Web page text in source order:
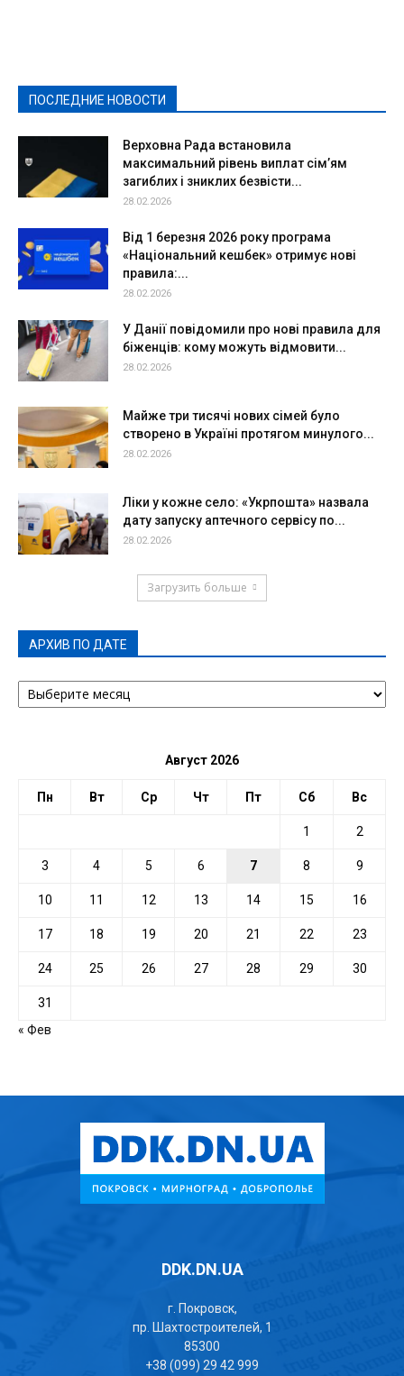
ПОСЛЕДНИЕ НОВОСТИ
Верховна Рада встановила
максимальний рівень виплат сім’ям
загиблих і зниклих безвісти...
28.02.2026
Від 1 березня 2026 року програма
«Національний кешбек» отримує нові
правила:...
28.02.2026
У Данії повідомили про нові правила для
біженців: кому можуть відмовити...
28.02.2026
Майже три тисячі нових сімей було
створено в Україні протягом минулого...
28.02.2026
Ліки у кожне село: «Укрпошта» назвала
дату запуску аптечного сервісу по...
28.02.2026
Загрузить больше
АРХИВ ПО ДАТЕ
АРХИВ
ПО
Август 2026
Пн Вт Ср Чт Пт Сб Вс
1 2
3 4 5 6 7 8 9
10 11 12 13 14 15 16
17 18 19 20 21 22 23
24 25 26 27 28 29 30
31
« Фев
DDK.DN.UA
г. Покровск,
пр. Шахтостроителей, 1
85300
+38 (099) 29 42 999